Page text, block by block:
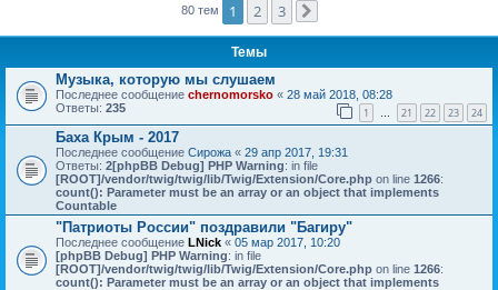
80 тем 1 2 3
Темы
Музыка, которую мы слушаем
Последнее сообщение chernomorsko « 28 май 2018, 08:28
Ответы: 235 1 … 21 22 23 24
Баха Крым - 2017
Последнее сообщение Сирожа « 29 апр 2017, 19:31
Ответы: 2[phpBB Debug] PHP Warning: in file
[ROOT]/vendor/twig/twig/lib/Twig/Extension/Core.php on line 1266:
count(): Parameter must be an array or an object that implements
Countable
"Патриоты России" поздравили "Багиру"
Последнее сообщение LNick « 05 мар 2017, 10:20
[phpBB Debug] PHP Warning: in file
[ROOT]/vendor/twig/twig/lib/Twig/Extension/Core.php on line 1266:
count(): Parameter must be an array or an object that implements